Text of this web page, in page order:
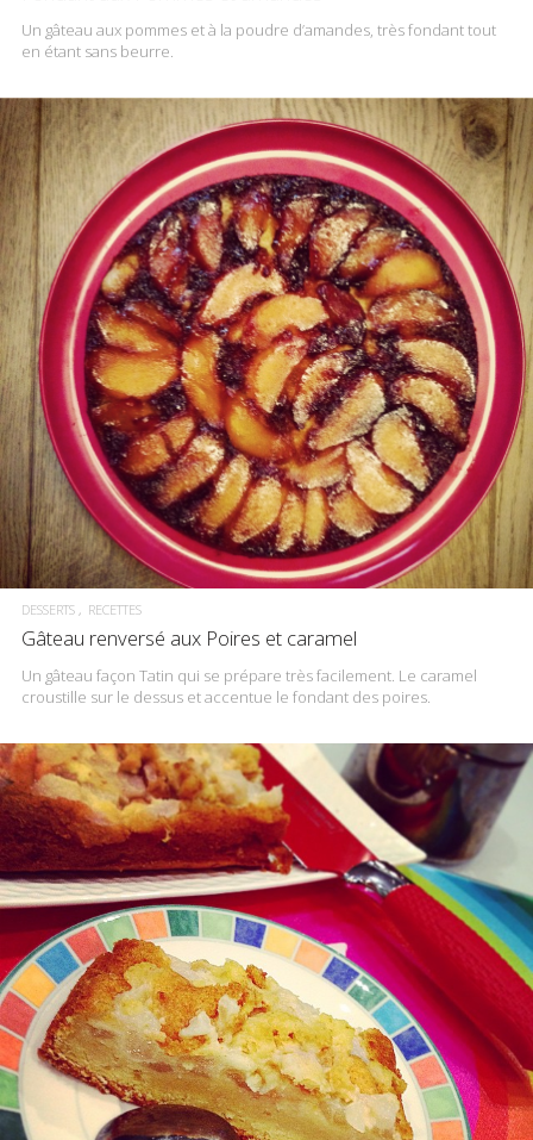
Un gâteau aux pommes et à la poudre d’amandes, très fondant tout
en étant sans beurre.
DESSERTS RECETTES
Gâteau renversé aux Poires et caramel
Un gâteau façon Tatin qui se prépare très facilement. Le caramel
croustille sur le dessus et accentue le fondant des poires.